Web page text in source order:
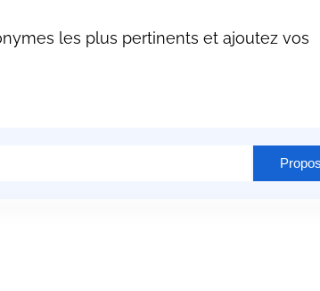
les plus pertinents et ajoutez vos